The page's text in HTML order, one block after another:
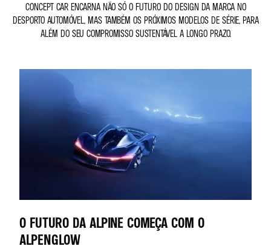
CONCEPT CAR ENCARNA NÃO SÓ O FUTURO DO DESIGN DA MARCA NO
DESPORTO AUTOMÓVEL, MAS TAMBÉM OS PRÓXIMOS MODELOS DE SÉRIE, PARA
ALÉM DO SEU COMPROMISSO SUSTENTÁVEL A LONGO PRAZO.
O FUTURO DA ALPINE COMEÇA COM O
ALPENGLOW